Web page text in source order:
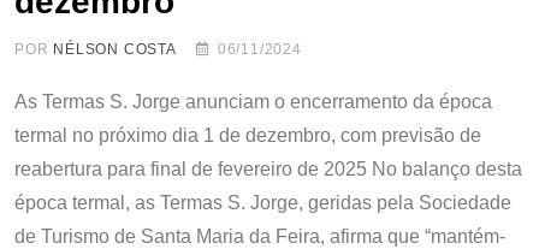
POR NÉLSON COSTA 06/11/2024
As Termas S. Jorge anunciam o encerramento da época
termal no próximo dia 1 de dezembro, com previsão de
reabertura para final de fevereiro de 2025 No balanço desta
época termal, as Termas S. Jorge, geridas pela Sociedade
de Turismo de Santa Maria da Feira, afirma que “mantém-